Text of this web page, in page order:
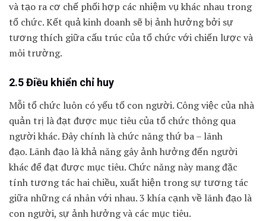
và tạo ra cơ chế phối hợp các nhiệm vụ khác nhau trong
tổ chức. Kết quả kinh doanh sẽ bị ảnh hưởng bởi sự
tương thích giữa cấu trúc của tổ chức với chiến lược và
môi trường.
2.5 Điều khiển chỉ huy
Mỗi tổ chức luôn có yếu tố con người. Công việc của nhà
quản trị là đạt được mục tiêu của tổ chức thông qua
người khác. Đây chính là chức năng thứ ba – lãnh
đạo. Lãnh đạo là khả năng gây ảnh hưởng đến người
khác để đạt được mục tiêu. Chức năng này mang đặc
tính tương tác hai chiều, xuất hiện trong sự tương tác
giữa những cá nhân với nhau. 3 khía cạnh về lãnh đạo là
con người, sự ảnh hưởng và các mục tiêu.